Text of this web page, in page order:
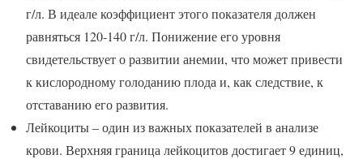
г/л. В идеале коэффициент этого показателя должен
равняться 120-140 г/л. Понижение его уровня
свидетельствует о развитии анемии, что может привести
к кислородному голоданию плода и, как следствие, к
отставанию его развития.
Лейкоциты – один из важных показателей в анализе
крови. Верхняя граница лейкоцитов достигает 9 единиц,